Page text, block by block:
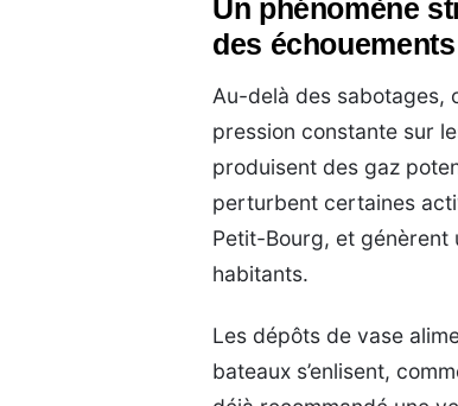
Un phénomène
des échouements
Au-delà des sabotages,
pression constante sur
produisent des gaz
perturbent certaines
Petit-Bourg, et génèrent
habitants.
Les dépôts de vase
bateaux s’enlisent,